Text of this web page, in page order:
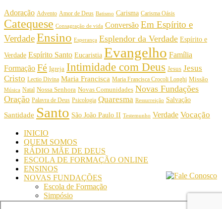
Adoração Advento Amor de Deus Batismo Carisma Carisma Oásis
Catequese Consagração de vida Conversão Em Espírito e
VerdadeEnsino Esperança Esplendor da Verdade Espírito e
Verdade Espírito Santo Eucaristia Evangelho Família
Formação Fé Igreja Intimidade com Deus Jesus Jesus
Cristo Lectio Divina Maria Francisca Maria Francisca Crocoli Longhi Missão
Música Natal Nossa Senhora Novas Comunidades Novas Fundações
Oração Palavra de Deus Psicologia Quaresma Ressurreição Salvação
Santidade Santo São João Paulo II Testemunho Verdade Vocação
INICIO
QUEM SOMOS
RÁDIO MÃE DE DEUS
ESCOLA DE FORMAÇÃO ONLINE
ENSINOS
NOVAS FUNDAÇÕES
Escola de Formação
Simpósio